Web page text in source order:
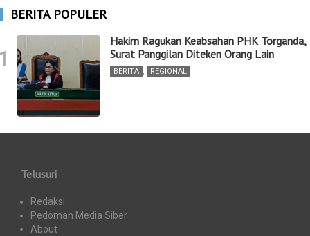
BERITA POPULER
Hakim Ragukan Keabsahan PHK Torganda,
Surat Panggilan Diteken Orang Lain
BERITA , REGIONAL
Telusuri
Redaksi
Pedoman Media Siber
About